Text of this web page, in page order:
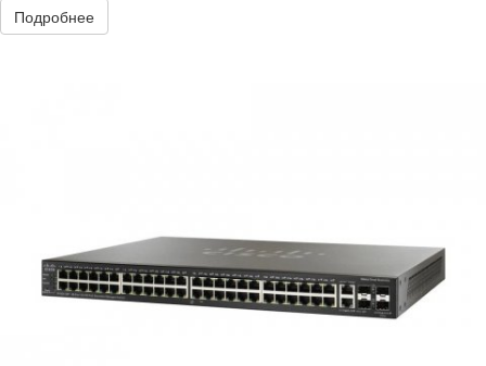
Подробнее